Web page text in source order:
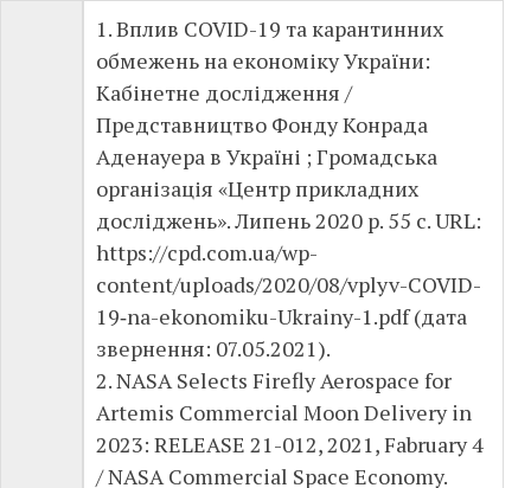
1. Вплив COVID-19 та карантинних
обмежень на економіку України:
Кабінетне дослідження /
Представництво Фонду Конрада
Аденауера в Україні ; Громадська
організація «Центр прикладних
досліджень». Липень 2020 р. 55 с. URL:
https://cpd.com.ua/wp-
content/uploads/2020/08/vplyv-COVID-
19‑na-ekonomiku-Ukrainy-1.pdf (дата
звернення: 07.05.2021).
2. NASA Selects Firefly Aerospace for
Artemis Commercial Moon Delivery in
2023: RELEASE 21-012, 2021, Fabruary 4
/ NASA Commercial Space Economy.